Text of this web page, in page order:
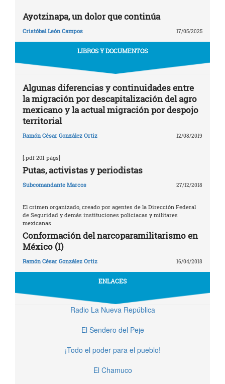
Ayotzinapa, un dolor que continúa
Cristóbal León Campos 17/05/2025
LIBROS Y DOCUMENTOS
Algunas diferencias y continuidades entre
la migración por descapitalización del agro
mexicano y la actual migración por despojo
territorial
Ramón César González Ortiz 12/08/2019
[.pdf 201 págs]
Putas, activistas y periodistas
Subcomandante Marcos 27/12/2018
El crimen organizado, creado por agentes de la Dirección Federal
de Seguridad y demás instituciones policiacas y militares
mexicanas
Conformación del narcoparamilitarismo en
México (I)
Ramón César González Ortiz 16/04/2018
ENLACES
Radio La Nueva República
El Sendero del Peje
¡Todo el poder para el pueblo!
El Chamuco